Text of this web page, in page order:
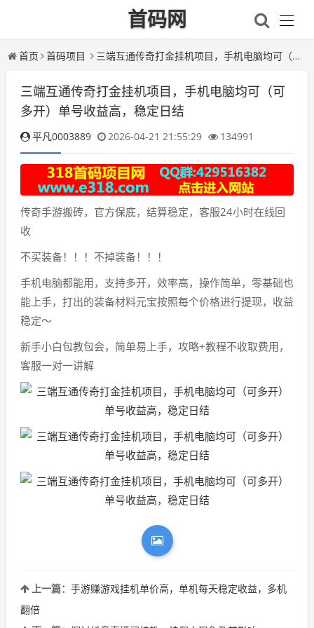
首码网
首页 首码项目 三端互通传奇打金挂机项目，手机电脑均可（可多开）单号收益高，稳定日结
三端互通传奇打金挂机项目，手机电脑均可（可
多开）单号收益高，稳定日结
平凡0003889 2026-04-21 21:55:29 134991
传奇手游搬砖，官方保底，结算稳定，客服24小时在线回
收
不买装备！！！不掉装备！！！
手机电脑都能用，支持多开，效率高，操作简单，零基础也
能上手，打出的装备材料元宝按照每个价格进行提现，收益
稳定～
新手小白包教包会，简单易上手，攻略+教程不收取费用，
客服一对一讲解
上一篇： 手游赚游戏挂机单价高，单机每天稳定收益，多机
翻倍